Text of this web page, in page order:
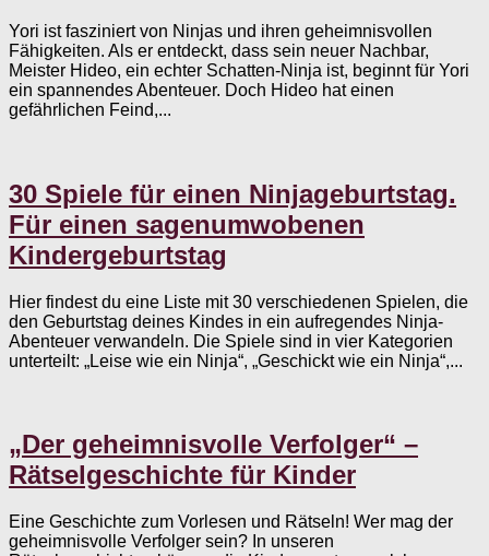
Yori ist fasziniert von Ninjas und ihren geheimnisvollen
Fähigkeiten. Als er entdeckt, dass sein neuer Nachbar,
Meister Hideo, ein echter Schatten-Ninja ist, beginnt für Yori
ein spannendes Abenteuer. Doch Hideo hat einen
gefährlichen Feind,...
30 Spiele für einen Ninjageburtstag.
Für einen sagenumwobenen
Kindergeburtstag
Hier findest du eine Liste mit 30 verschiedenen Spielen, die
den Geburtstag deines Kindes in ein aufregendes Ninja-
Abenteuer verwandeln. Die Spiele sind in vier Kategorien
unterteilt: „Leise wie ein Ninja“, „Geschickt wie ein Ninja“,...
„Der geheimnisvolle Verfolger“ –
Rätselgeschichte für Kinder
Eine Geschichte zum Vorlesen und Rätseln! Wer mag der
geheimnisvolle Verfolger sein? In unseren